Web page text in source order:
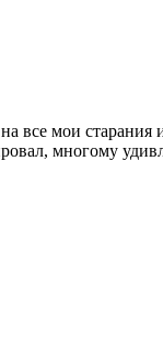
все мои
многому